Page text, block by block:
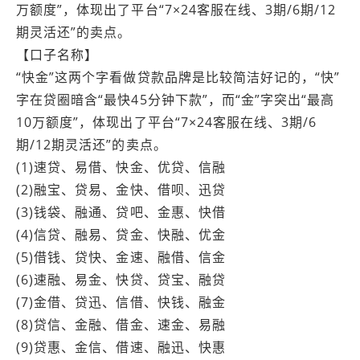
万额度”，体现出了平台“7×24客服在线、3期/6期/12
期灵活还”的卖点。
【口子名称】
“快金”这两个字看做贷款品牌是比较简洁好记的，“快”
字在贷圈暗含“最快45分钟下款”，而“金”字突出“最高
10万额度”，体现出了平台“7×24客服在线、3期/6
期/12期灵活还”的卖点。
(1)速贷、易借、快金、优贷、信融
(2)融宝、贷易、金快、借呗、迅贷
(3)钱袋、融通、贷吧、金惠、快借
(4)信贷、融易、贷金、快融、优金
(5)借钱、贷快、金速、融借、信金
(6)速融、易金、快贷、贷宝、融贷
(7)金借、贷迅、信借、快钱、融金
(8)贷信、金融、借金、速金、易融
(9)贷惠、金信、借速、融迅、快惠